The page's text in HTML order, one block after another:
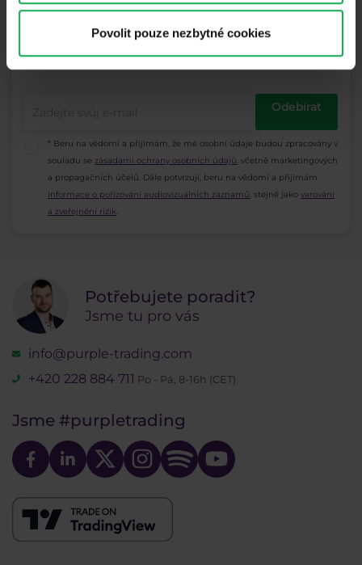
Povolit pouze nezbytné cookies
Co nového v Purple Trading, Market Shot,
podpultovky, tržní analýzy a články...
Odebírat
* Beru na vědomí a přijímám, že mé osobní údaje budou zpracovány v
souladu se zásadami ochrany osobních údajů, včetně marketingových
a propagačních účelů. Dále potvrzuji, beru na vědomí a přijímám
informace o pořizování audiovizuálních záznamů, stejně jako varování
a zveřejnění rizik.
Potřebujete poradit?
Jsme tu pro vás
info@purple-trading.com
+420 228 884 711 Po - Pá, 8-16h (CET)
Jsme #purpletrading